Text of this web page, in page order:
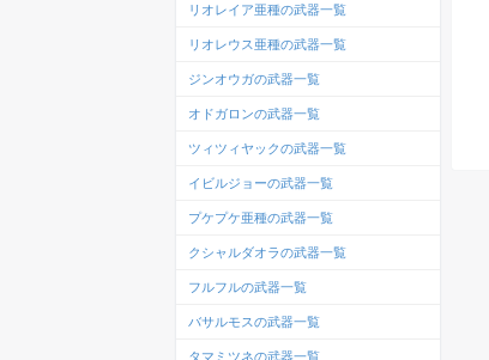
リオレイア亜種の武器一覧
リオレウス亜種の武器一覧
ジンオウガの武器一覧
オドガロンの武器一覧
ツィツィヤックの武器一覧
イビルジョーの武器一覧
プケプケ亜種の武器一覧
クシャルダオラの武器一覧
フルフルの武器一覧
バサルモスの武器一覧
タマミツネの武器一覧